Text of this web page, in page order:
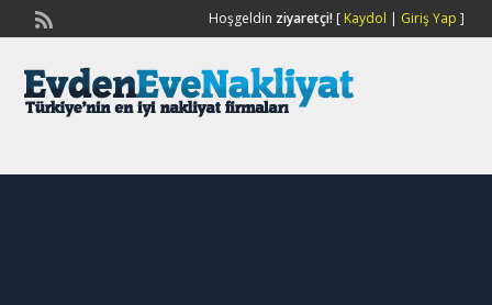
Hoşgeldin ziyaretçi![ Kaydol | Giriş Yap ]